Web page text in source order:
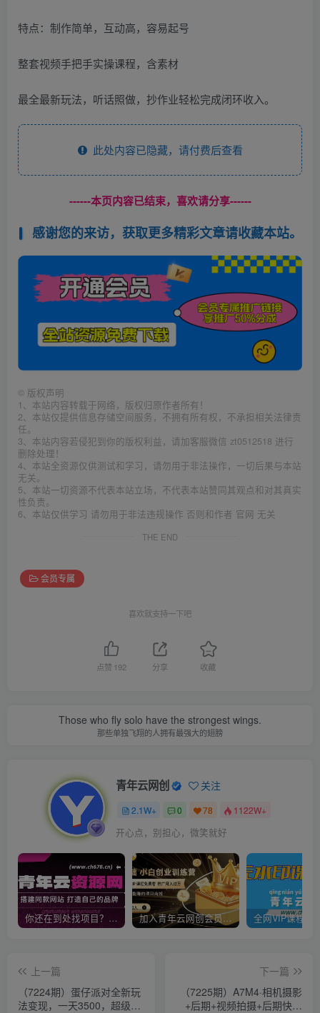
特点：制作简单，互动高，容易起号
整套视频手把手实操课程，含素材
最全最新玩法，听话照做，抄作业轻松完成闭环收入。
此处内容已隐藏，请付费后查看
------本页内容已结束，喜欢请分享------
感谢您的来访，获取更多精彩文章请收藏本站。
© 版权声明
1、本站内容转载于网络，版权归原作者所有！
2、本站仅提供信息存储空间服务，不拥有所有权，不承担相关法律责
任。
3、本站内容若侵犯到你的版权利益，请加客服微信 zt0512518 进行
删除处理！
4、本站全资源仅供测试和学习，请勿用于非法操作，一切后果与本站
无关。
5、本站一切资源不代表本站立场，不代表本站赞同其观点和对其真实
性负责。
6、本站仅供学习 请勿用于非法违规操作 否则和作者 官网 无关
THE END
会员专属
喜欢就支持一下吧
点赞 192 分享 收藏
Those who fly solo have the strongest wings.
那些单独飞翔的人拥有最强大的翅膀
青年云网创 关注
2.1W+ 0 78 1122W+
开心点，别担心，微笑就好
你还在到处找项目？还在当韭菜？我靠卖项目一个月收入5万+，曾经我也是个失败者。 加入青年云网创会员，全站资源免费学习。加入高级合伙人，推广日入1000+
上一篇
（7224期）蛋仔派对全新玩
法变现，一天3500，超级偏
下一篇
（7225期）A7M4·相机摄影
+后期+视频拍摄+后期快速